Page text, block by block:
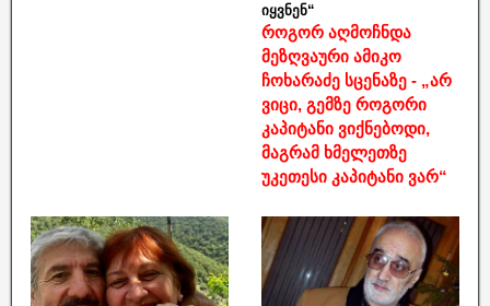
იყვნენ“
როგორ აღმოჩნდა
მეზღვაური ამიკო
ჩოხარაძე სცენაზე - „არ
ვიცი, გემზე როგორი
კაპიტანი ვიქნებოდი,
მაგრამ ხმელეთზე
უკეთესი კაპიტანი ვარ“